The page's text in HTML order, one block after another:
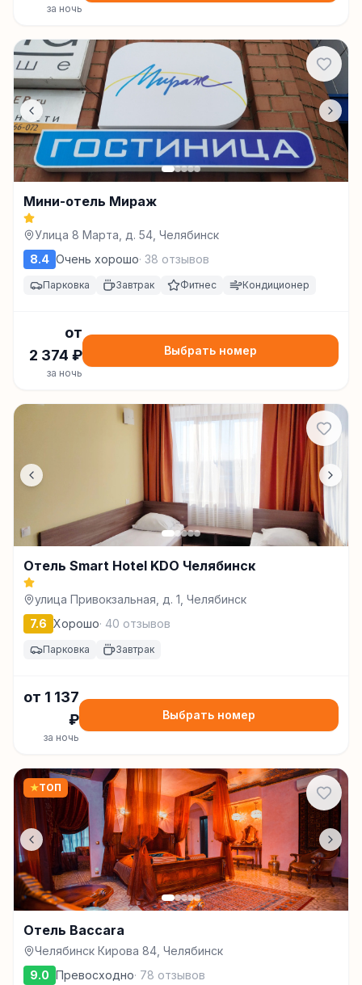
за ночь
Мини-отель Мираж
Улица 8 Марта, д. 54, Челябинск
8.4 Очень хорошо· 38 отзывов
Парковка Завтрак Фитнес Кондиционер
от
2 374 ₽
за ночь
Выбрать номер
Отель Smart Hotel KDO Челябинск
улица Привокзальная, д. 1, Челябинск
7.6 Хорошо· 40 отзывов
Парковка Завтрак
от 1 137
₽
за ночь
Выбрать номер
★ТОП
Отель Baccara
Челябинск Кирова 84, Челябинск
9.0 Превосходно· 78 отзывов